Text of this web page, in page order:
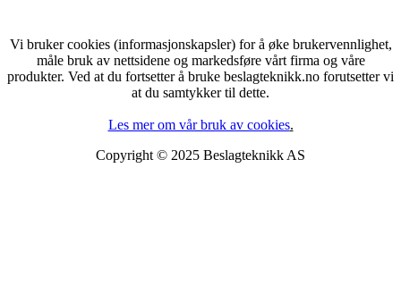
Vi bruker cookies (informasjonskapsler) for å øke brukervennlighet,
måle bruk av nettsidene og markedsføre vårt firma og våre
produkter. Ved at du fortsetter å bruke beslagteknikk.no forutsetter vi
at du samtykker til dette.
Les mer om vår bruk av cookies.
Copyright © 2025 Beslagteknikk AS